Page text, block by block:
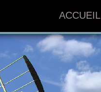
ACCUEIL